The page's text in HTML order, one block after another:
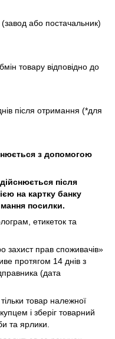
або постачальник)
товару відповідно до
після отримання (*для
з допомогою
після
на картку банку
посилки.
етикеток та
захист прав споживачів»
протягом 14 днів з
(дата
товар належної
і зберіг товарний
та ярлики.